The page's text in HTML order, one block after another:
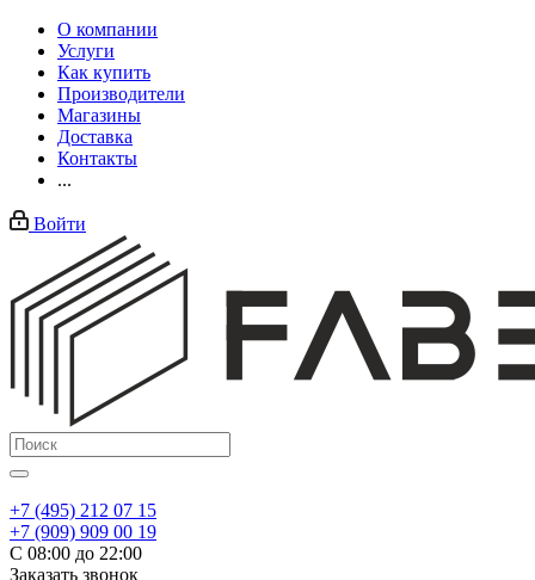
О компании
Услуги
Как купить
Производители
Магазины
Доставка
Контакты
...
Войти
+7 (495) 212 07 15
+7 (909) 909 00 19
С 08:00 до 22:00
Заказать звонок